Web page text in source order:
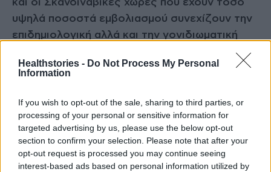
Healthstories - Do Not Process My Personal
Information
If you wish to opt-out of the sale, sharing to third parties, or
processing of your personal or sensitive information for
targeted advertising by us, please use the below opt-out
section to confirm your selection. Please note that after your
opt-out request is processed you may continue seeing
interest-based ads based on personal information utilized by
και οι Σκανδιναβικές χώρες που έχουν τόσο
υψηλά ποσοστά εμβολιασμού συνεχίζουν την
επιδημιολογική αλλά και την γονιδιωματική
επιτήρηση. Οι ειδικοί αναμένουν ότι όπως και
με την όμικρον, τα εμβόλια θα συνεχίσουν να
ασθένειας μετά από μόλυνση με την BA.2.
Επίσης, παρά την πρόσφατη αύξηση των
κρουσμάτων, η Δανία χαλαρώνει τους
περιορισμούς επειδή ο αριθμός των ασθενών